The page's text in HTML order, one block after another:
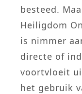
besteed.
Heiligdom
is nimmer
directe of
voortvloeit
het gebruik